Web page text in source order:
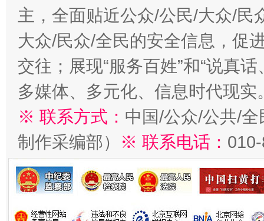
主，全面贴近公众/公民/大众/民
大众/民众/全民的安全信息，促
交往；展现“服务百姓”和“说真
多媒体、多元化、信息时代现实
※ 联系方式： 中国/公众/公共/
制作采编部）
※ 联系电话：